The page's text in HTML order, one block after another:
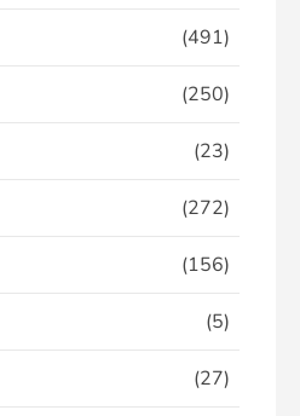
(491)
(250)
(23)
(272)
(156)
(5)
(27)